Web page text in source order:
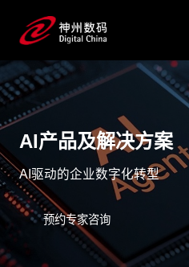
AI产品及解决方案
AI驱动的企业数字化转型
预约专家咨询